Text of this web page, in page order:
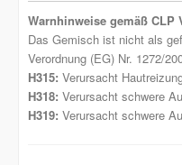
Warnhinweise gemäß CLP
Das Gemisch ist nicht als
Verordnung (EG) Nr. 1272/
H315: Verursacht
H318: Verursacht schwere
H319: Verursacht schwere